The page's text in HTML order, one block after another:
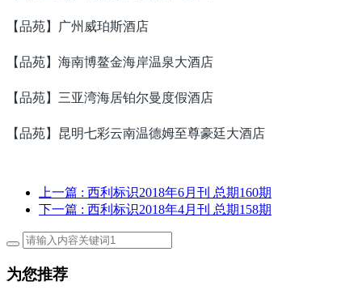
【品苑】广州威珀斯酒店
【品苑】海南博鳌金海岸温泉大酒店
【品苑】三亚湾海居铂尔曼度假酒店
【品苑】昆明七彩云南温德姆至尊豪廷大酒店
上一篇 : 西利标识2018年6月刊 总期160期
下一篇 : 西利标识2018年4月刊 总期158期
为您推荐